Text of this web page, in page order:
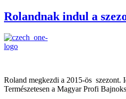
Rolandnak indul a
Roland megkezdi a 2015-ös szezont.
Természetesen a Magyar Profi